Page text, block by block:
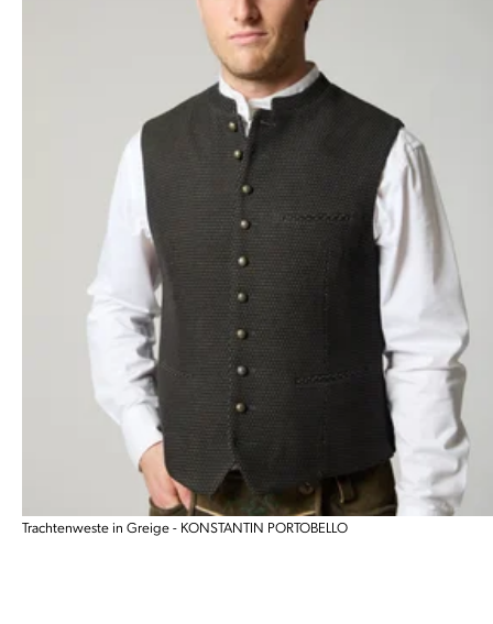
Trachtenweste in Greige - KONSTANTIN PORTOBELLO